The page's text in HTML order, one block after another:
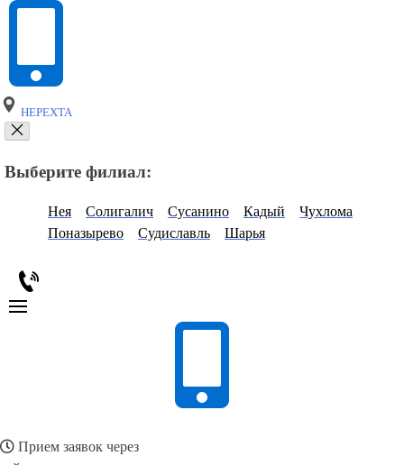
НЕРЕХТА
Выберите филиал:
Нея Солигалич Сусанино Кадый
Чухлома
Поназырево
Судиславль Шарья
Прием заявок через